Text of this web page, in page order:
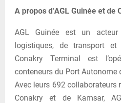
A propos d’AGL Guinée et de
AGL Guinée est un
logistiques, de transport
Conakry Terminal est
conteneurs du Port Autonome
Avec leurs 692 collaborateurs
Conakry et de Kamsar,